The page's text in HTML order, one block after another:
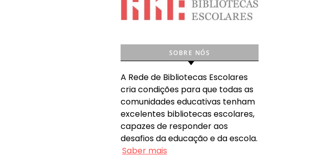
SOBRE NÓS
A Rede de Bibliotecas Escolares
cria condições para que todas as
comunidades educativas tenham
excelentes bibliotecas escolares,
capazes de responder aos
desafios da educação e da escola.
Saber mais